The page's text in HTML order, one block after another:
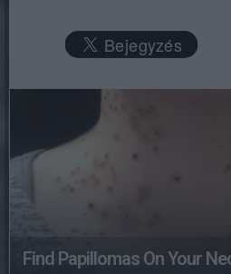
Find Papillomas On Your